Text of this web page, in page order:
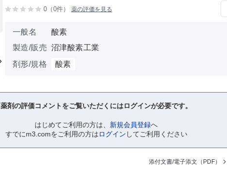
0（0件） 薬の評価を見る
一般名
酸素
製造/販売 沼津酸素工業
剤形/規格
酸素
薬剤の評価コメントをご覧いただくにはログインが必要です。
はじめてご利用の方は、 新規会員登録へ
すでにm3.comをご利用の方はログイン してご利用ください
添付文書/電子添文（PDF）